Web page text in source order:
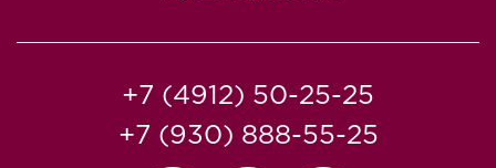
+7 (4912) 50-25-25
+7 (930) 888-55-25